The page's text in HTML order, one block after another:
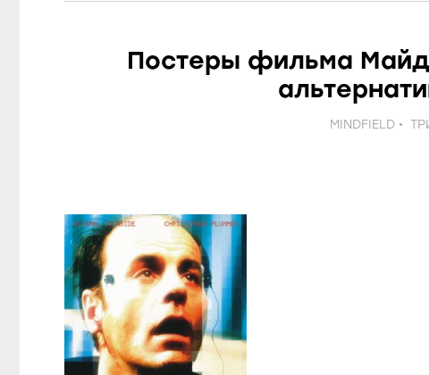
Постеры фильма
MINDFIELD